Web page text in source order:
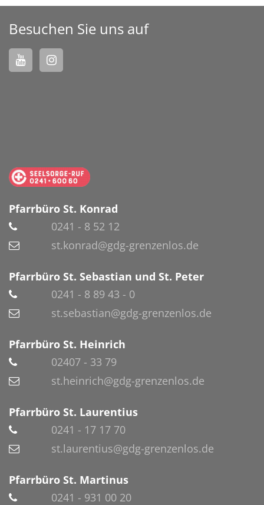
Besuchen Sie uns auf
Pfarrbüro St. Konrad
0241 - 8 52 12
st.konrad@gdg-grenzenlos.de
Pfarrbüro St. Sebastian und St. Peter
0241 - 8 89 43 - 0
st.sebastian@gdg-grenzenlos.de
Pfarrbüro St. Heinrich
02407 - 33 79
st.heinrich@gdg-grenzenlos.de
Pfarrbüro St. Laurentius
0241 - 17 17 70
st.laurentius@gdg-grenzenlos.de
Pfarrbüro St. Martinus
0241 - 931 00 20